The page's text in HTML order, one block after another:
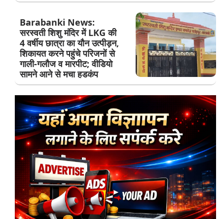
Barabanki News:
सरस्वती शिशु मंदिर में LKG की
4 वर्षीय छात्रा का यौन उत्पीड़न,
शिकायत करने पहुंचे परिजनों से
गाली-गलौज व मारपीट; वीडियो
सामने आने से मचा हडकंप